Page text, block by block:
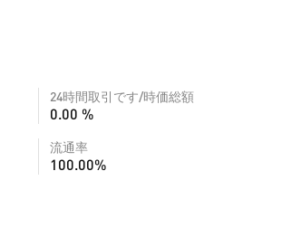
24時間取引です/時価総額
0.00 %
流通率
100.00%